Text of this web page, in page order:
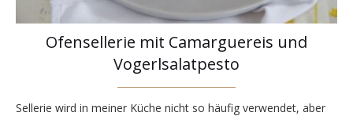
Ofensellerie mit Camarguereis und
Vogerlsalatpesto
Sellerie wird in meiner Küche nicht so häufig verwendet, aber